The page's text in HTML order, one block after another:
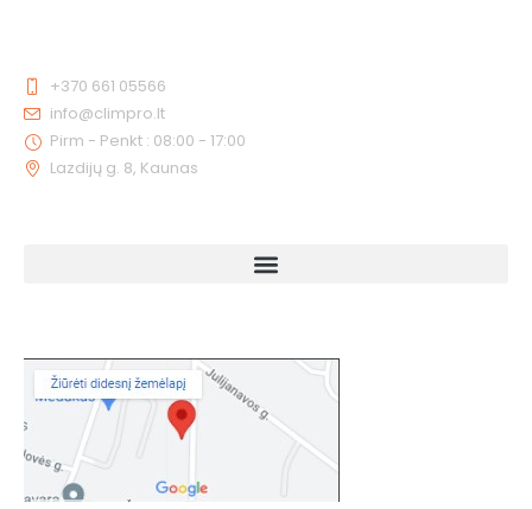
+370 661 05566
info@climpro.lt
Pirm - Penkt : 08:00 - 17:00
Lazdijų g. 8, Kaunas